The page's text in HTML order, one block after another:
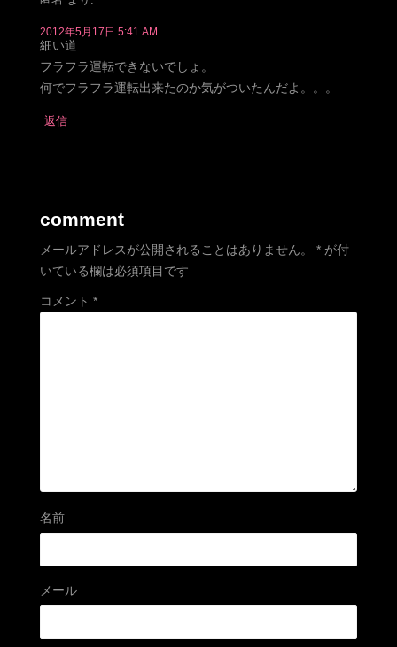
2012年5月17日 5:41 AM
細い道
フラフラ運転できないでしょ。
何でフラフラ運転出来たのか気がついたんだよ。。。
返信
comment
メールアドレスが公開されることはありません。 * が付
いている欄は必須項目です
コメント *
名前
メール